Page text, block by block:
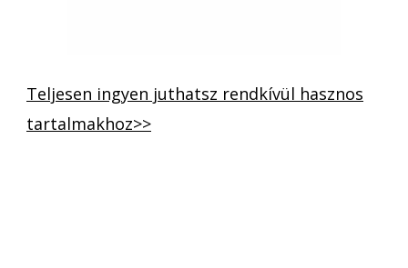
Teljesen ingyen juthatsz rendkívül hasznos
tartalmakhoz>>